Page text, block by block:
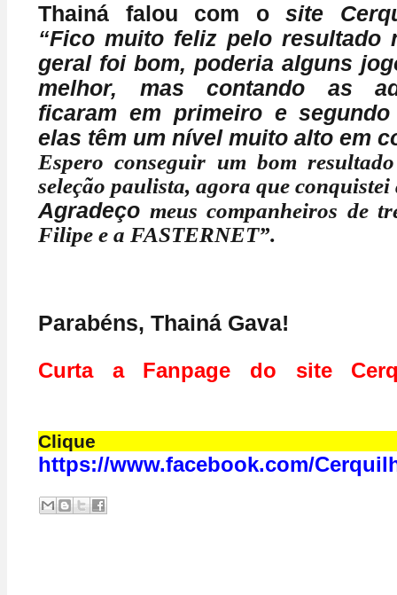
Thainá falou com osite
“Fico muito feliz pelo resultado
geral foi bom, poderia alguns
melhor, mas contando as
ficaram em primeiro e
elas têm um nível muito alto em
Espero conseguir um bom
seleção paulista, agora que conquistei
Agradeço meus companheiros de
Filipe e a FASTERNET”.
Parabéns, Thainá Gava!
Curta a Fanpage do site
https://www.facebook.com/